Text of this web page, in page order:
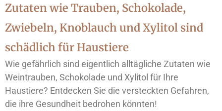
Zutaten wie Trauben, Schokolade,
Zwiebeln, Knoblauch und Xylitol sind
schädlich für Haustiere
Wie gefährlich sind eigentlich alltägliche Zutaten wie
Weintrauben, Schokolade und Xylitol für Ihre
Haustiere? Entdecken Sie die versteckten Gefahren,
die ihre Gesundheit bedrohen könnten!